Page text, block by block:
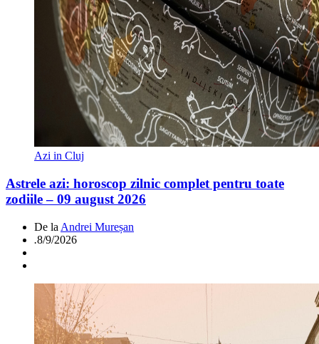
Azi in Cluj
Astrele azi: horoscop zilnic complet pentru toate
zodiile – 09 august 2026
De la Andrei Mureșan
.8/9/2026